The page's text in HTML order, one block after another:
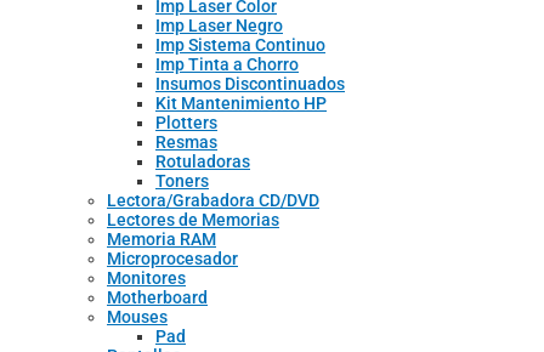
Imp Laser Color
Imp Laser Negro
Imp Sistema Continuo
Imp Tinta a Chorro
Insumos Discontinuados
Kit Mantenimiento HP
Plotters
Resmas
Rotuladoras
Toners
Lectora/Grabadora CD/DVD
Lectores de Memorias
Memoria RAM
Microprocesador
Monitores
Motherboard
Mouses
Pad